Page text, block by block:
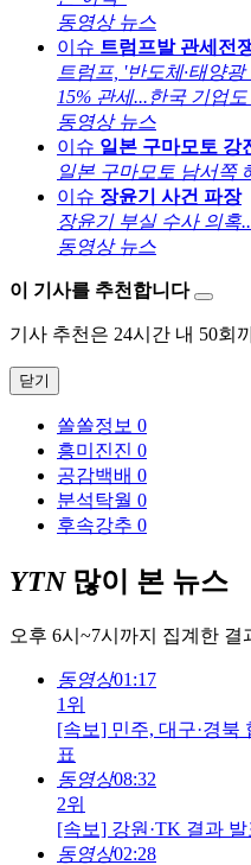
동영상 뉴스
이슈 트럼프발 관세전
트럼프, '반도체·태양
15% 관세...한국 기업
동영상 뉴스
이슈 일본 구마모토 강
일본 구마모토 남서쪽
이슈 장윤기 사건 파장
장윤기 부실 수사 의혹
동영상 뉴스
이 기사를 추천합니다
기사 추천은 24시간 내 50회
닫기
쏠쏠정보 0
흥미진진 0
공감백배 0
분석탁월 0
후속강추 0
YTN많이 본 뉴스
오후 6시~7시까지 집계한 결
동영상01:17
1위
[속보] 민주, 대구·경북
표
동영상08:32
2위
[속보] 강원·TK 결과
동영상02:28